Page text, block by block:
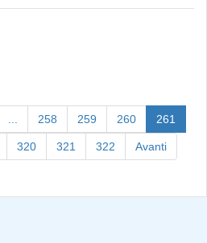
258 259 260 261
320 321 322 Avanti